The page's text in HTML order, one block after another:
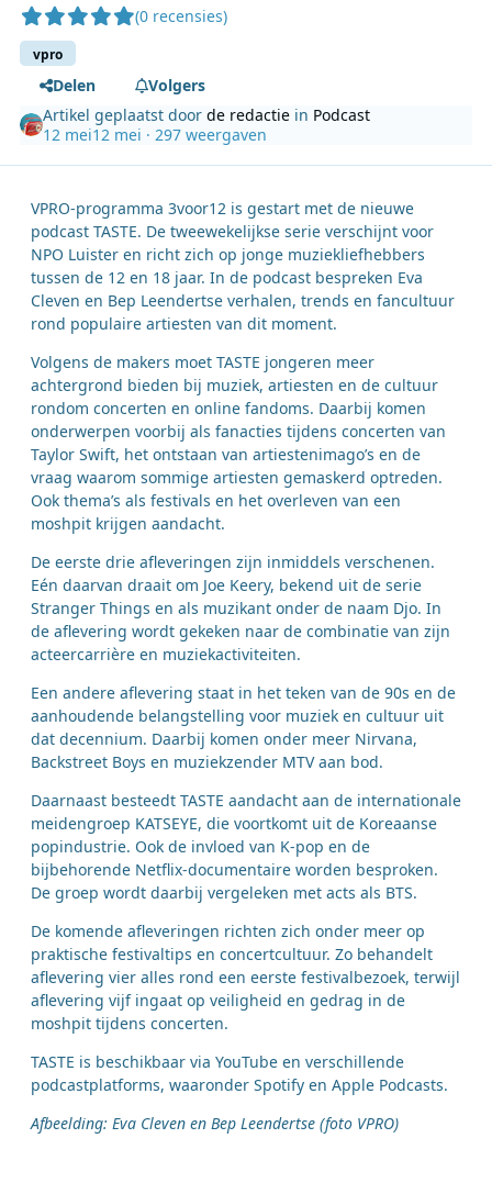
(0 recensies)
vpro
Delen
Volgers
Artikel geplaatst doorde redactie in Podcast
12 mei12 mei · 297 weergaven
VPRO-programma 3voor12 is gestart met de nieuwe
podcast TASTE. De tweewekelijkse serie verschijnt voor
NPO Luister en richt zich op jonge muziekliefhebbers
tussen de 12 en 18 jaar. In de podcast bespreken Eva
Cleven en Bep Leendertse verhalen, trends en fancultuur
rond populaire artiesten van dit moment.
Volgens de makers moet TASTE jongeren meer
achtergrond bieden bij muziek, artiesten en de cultuur
rondom concerten en online fandoms. Daarbij komen
onderwerpen voorbij als fanacties tijdens concerten van
Taylor Swift, het ontstaan van artiestenimago’s en de
vraag waarom sommige artiesten gemaskerd optreden.
Ook thema’s als festivals en het overleven van een
moshpit krijgen aandacht.
De eerste drie afleveringen zijn inmiddels verschenen.
Eén daarvan draait om Joe Keery, bekend uit de serie
Stranger Things en als muzikant onder de naam Djo. In
de aflevering wordt gekeken naar de combinatie van zijn
acteercarrière en muziekactiviteiten.
Een andere aflevering staat in het teken van de 90s en de
aanhoudende belangstelling voor muziek en cultuur uit
dat decennium. Daarbij komen onder meer Nirvana,
Backstreet Boys en muziekzender MTV aan bod.
Daarnaast besteedt TASTE aandacht aan de internationale
meidengroep KATSEYE, die voortkomt uit de Koreaanse
popindustrie. Ook de invloed van K-pop en de
bijbehorende Netflix-documentaire worden besproken.
De groep wordt daarbij vergeleken met acts als BTS.
De komende afleveringen richten zich onder meer op
praktische festivaltips en concertcultuur. Zo behandelt
aflevering vier alles rond een eerste festivalbezoek, terwijl
aflevering vijf ingaat op veiligheid en gedrag in de
moshpit tijdens concerten.
TASTE is beschikbaar via YouTube en verschillende
podcastplatforms, waaronder Spotify en Apple Podcasts.
Afbeelding: Eva Cleven en Bep Leendertse (foto VPRO)